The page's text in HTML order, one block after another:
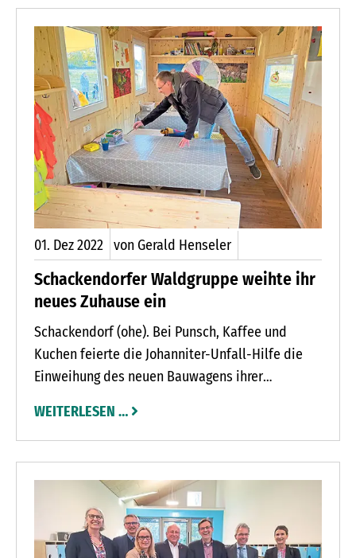
Ortsverein auflöste, übernahm die Arbeiter
Wohlfahrt Trappenkamp den beliebten
Frühstückstreffpunkt.
01. Dez2022 von Gerald Henseler
Schackendorfer Waldgruppe weihte ihr
neues Zuhause ein
Schackendorf (ohe). Bei Punsch, Kaffee und
Kuchen feierte die Johanniter-Unfall-Hilfe die
Einweihung des neuen Bauwagens ihrer
Gemeinde Schackendorf plante schon vor drei
Jahren eine Erweiterung ihres Kindergarten. „Wir
dachten damals über einen Neubau nach“,
erklärt Bürgermeister Alexander Scheffler. Der
wäre vermutlich zu groß und teuer geworden.
WEITERLESEN …